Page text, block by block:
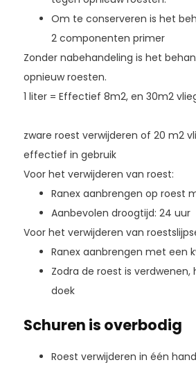
Om te conserveren is het
2 componenten primer
Zonder nabehandeling is het
opnieuw roesten.
1 liter = Effectief 8m2, en 30m2
zware roest verwijderen of 20 m2
effectief in gebruik
Voor het verwijderen van roest:
Ranex aanbrengen op roest
Aanbevolen droogtijd: 24 uur
Voor het verwijderen van
Ranex aanbrengen met een
Zodra de roest is
doek
Schuren is overbodig
Roest verwijderen in één